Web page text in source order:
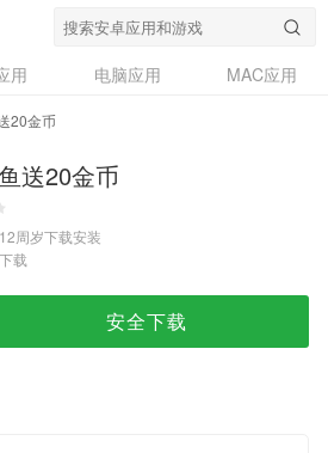
用 电脑应用
MAC应用
20金币
送20金币
周岁下载安装
载
安全下载